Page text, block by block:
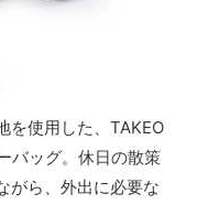
を使用した、TAKEO
バッグ。休日の散策
がら、外出に必要な